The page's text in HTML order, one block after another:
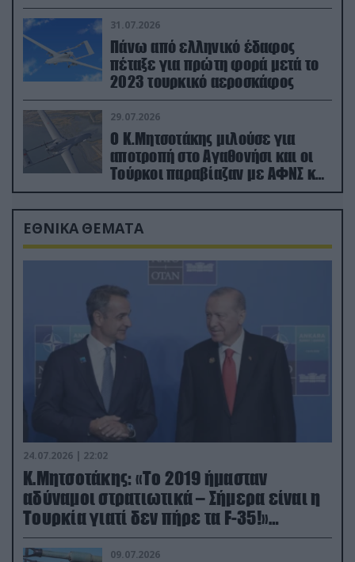
31.07.2026
Πάνω από ελληνικό έδαφος
πέταξε για πρώτη φορά μετά το
2023 τουρκικό αεροσκάφος
29.07.2026
Ο Κ.Μητσοτάκης μιλούσε για
αποτροπή στο Αγαθονήσι και οι
Τούρκοι παραβίαζαν με ΑΦΝΣ και
drone
ΕΘΝΙΚΑ ΘΕΜΑΤΑ
24.07.2026 | 22:02
Κ.Μητσοτάκης: «Το 2019 ήμασταν
αδύναμοι στρατιωτικά – Σήμερα είναι η
Τουρκία γιατί δεν πήρε τα F-35!»
(βίντεο)
09.07.2026